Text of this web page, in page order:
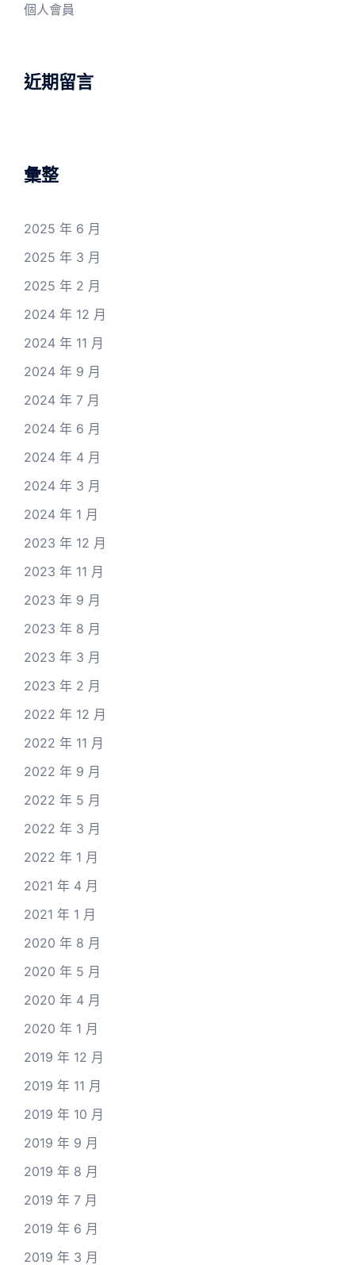
個人會員
近期留言
彙整
2025 年 6 月
2025 年 3 月
2025 年 2 月
2024 年 12 月
2024 年 11 月
2024 年 9 月
2024 年 7 月
2024 年 6 月
2024 年 4 月
2024 年 3 月
2024 年 1 月
2023 年 12 月
2023 年 11 月
2023 年 9 月
2023 年 8 月
2023 年 3 月
2023 年 2 月
2022 年 12 月
2022 年 11 月
2022 年 9 月
2022 年 5 月
2022 年 3 月
2022 年 1 月
2021 年 4 月
2021 年 1 月
2020 年 8 月
2020 年 5 月
2020 年 4 月
2020 年 1 月
2019 年 12 月
2019 年 11 月
2019 年 10 月
2019 年 9 月
2019 年 8 月
2019 年 7 月
2019 年 6 月
2019 年 3 月